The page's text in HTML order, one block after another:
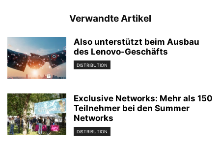
Verwandte Artikel
Also unterstützt beim Ausbau
des Lenovo-Geschäfts
DISTRIBUTION
Exclusive Networks: Mehr als 150
Teilnehmer bei den Summer
Networks
DISTRIBUTION